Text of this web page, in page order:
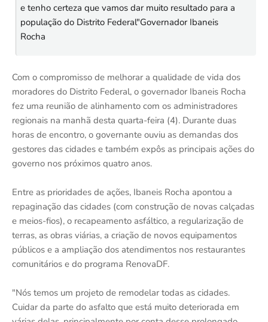
e tenho certeza que vamos dar muito resultado para a
população do Distrito Federal"Governador Ibaneis
Rocha
Com o compromisso de melhorar a qualidade de vida dos
moradores do Distrito Federal, o governador Ibaneis Rocha
fez uma reunião de alinhamento com os administradores
regionais na manhã desta quarta-feira (4). Durante duas
horas de encontro, o governante ouviu as demandas dos
gestores das cidades e também expôs as principais ações do
governo nos próximos quatro anos.
Entre as prioridades de ações, Ibaneis Rocha apontou a
repaginação das cidades (com construção de novas calçadas
e meios-fios), o recapeamento asfáltico, a regularização de
terras, as obras viárias, a criação de novos equipamentos
públicos e a ampliação dos atendimentos nos restaurantes
comunitários e do programa RenovaDF.
"Nós temos um projeto de remodelar todas as cidades.
Cuidar da parte do asfalto que está muito deteriorada em